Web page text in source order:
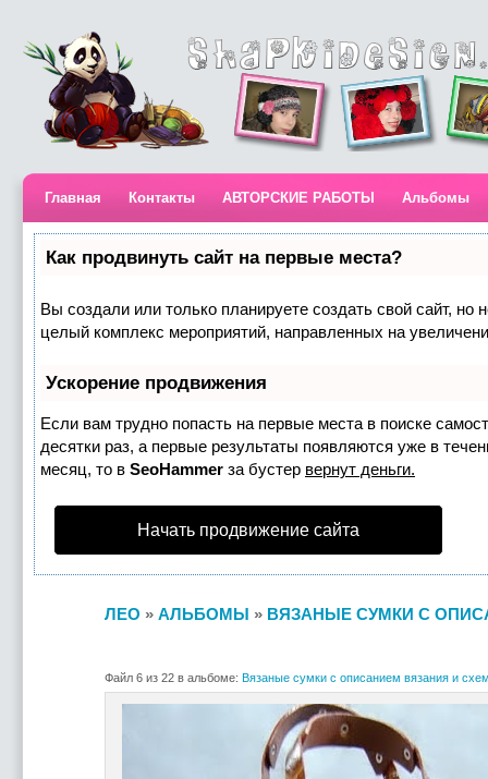
Главная Контакты АВТОРСКИЕ РАБОТЫ Альбомы
Как продвинуть сайт на первые места?
Вы создали или только планируете создать свой сайт, но
целый комплекс мероприятий, направленных на
Ускорение продвижения
Если вам трудно попасть на первые места в поиске
десятки раз, а первые результаты появляются уже в
месяц, то в SeoHammer за бустер вернут деньги.
Начать продвижение сайта
ЛЕО » АЛЬБОМЫ » ВЯЗАНЫЕ СУМКИ С
Файл 6 из 22 в альбоме: Вязаные сумки с описанием вязания и